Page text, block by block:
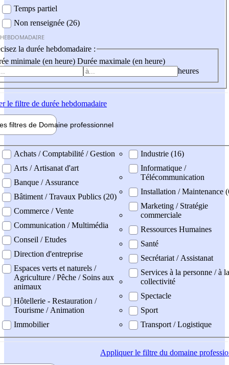
Temps partiel
Non renseignée (26)
la durée hebdomadaire :
minimale (en heure) Durée maximale (en heure)
heures
le filtre de durée hebdomadaire
filtres de Domaine professionnel
professionel
Achats / Comptabilité / Gestion
Arts / Artisanat d'art
Banque / Assurance
Bâtiment / Travaux Publics (20)
Commerce / Vente
Communication / Multimédia
Conseil / Etudes
Direction d'entreprise
Espaces verts et naturels /
Agriculture / Pêche / Soins aux
animaux
Hôtellerie - Restauration /
Tourisme / Animation
Immobilier
Industrie (16)
Informatique /
Télécommunication
Installation / Maintenance
Marketing / Stratégie
commerciale
Ressources Humaines
Santé
Secrétariat / Assistanat
Services à la personne / à la
collectivité
Spectacle
Sport
Transport / Logistique
Appliquerle filtre du domaine